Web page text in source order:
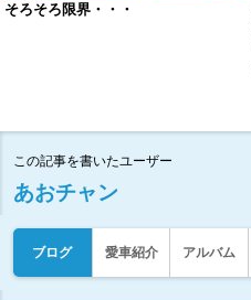
そろそろ限界・・・
この記事を書いたユーザー
あおチャン
ブログ 愛車紹介 アルバム